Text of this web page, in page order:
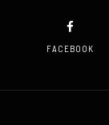
FACEBOOK